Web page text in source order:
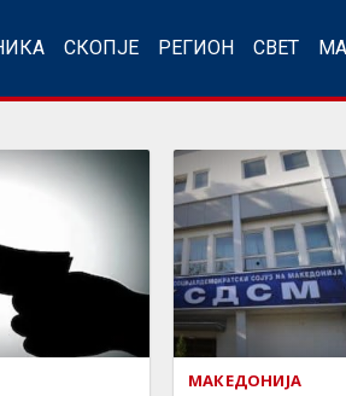
СКОПЈЕ РЕГИОН СВЕТ
МАКЕДОНИЈА